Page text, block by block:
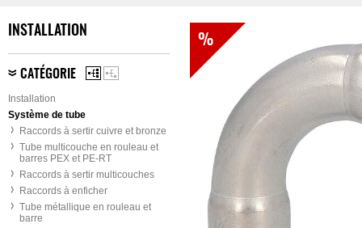
INSTALLATION
CATÉGORIE
Installation
Système de tube
Raccords à sertir cuivre et bronze
Tube multicouche en rouleau et
barres PEX et PE-RT
Raccords à sertir multicouches
Raccords à enficher
Tube métallique en rouleau et
barre
%